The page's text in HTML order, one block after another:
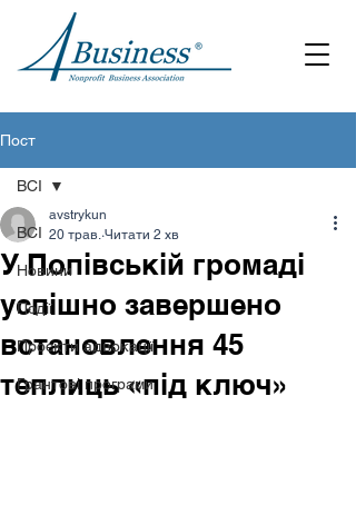
Пост
ВСІ
Новини
Події
Проєкти адвокації
Грантові програми
ВСІ
У Попівській громаді
успішно завершено
встановлення 45
теплиць «під ключ»
avstrykun
20 трав. Читати 2 хв